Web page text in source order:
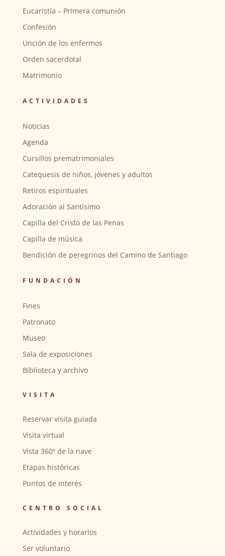
Eucaristía – Primera comunión
Confesión
Unción de los enfermos
Orden sacerdotal
Matrimonio
ACTIVIDADES
Noticias
Agenda
Cursillos prematrimoniales
Catequesis de niños, jóvenes y adultos
Retiros espirituales
Adoración al Santísimo
Capilla del Cristo de las Penas
Capilla de música
Bendición de peregrinos del Camino de Santiago
FUNDACIÓN
Fines
Patronato
Museo
Sala de exposiciones
Biblioteca y archivo
VISITA
Reservar visita guiada
Visita virtual
Vista 360º de la nave
Etapas históricas
Puntos de interés
CENTRO SOCIAL
Actividades y horarios
Ser voluntario